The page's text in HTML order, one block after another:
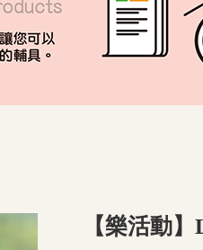
【樂活動